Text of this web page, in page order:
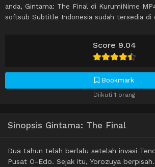
Score 9.04
Bookmark
Diikuti 1 orang
anda, Gintama: The Final di KurumiNime
softsub Subtitle Indonesia sudah tersedia di
Sinopsis Gintama: The Final
Dua tahun telah berlalu setelah invasi
Pusat O-Edo. Sejak itu, Yorozuya